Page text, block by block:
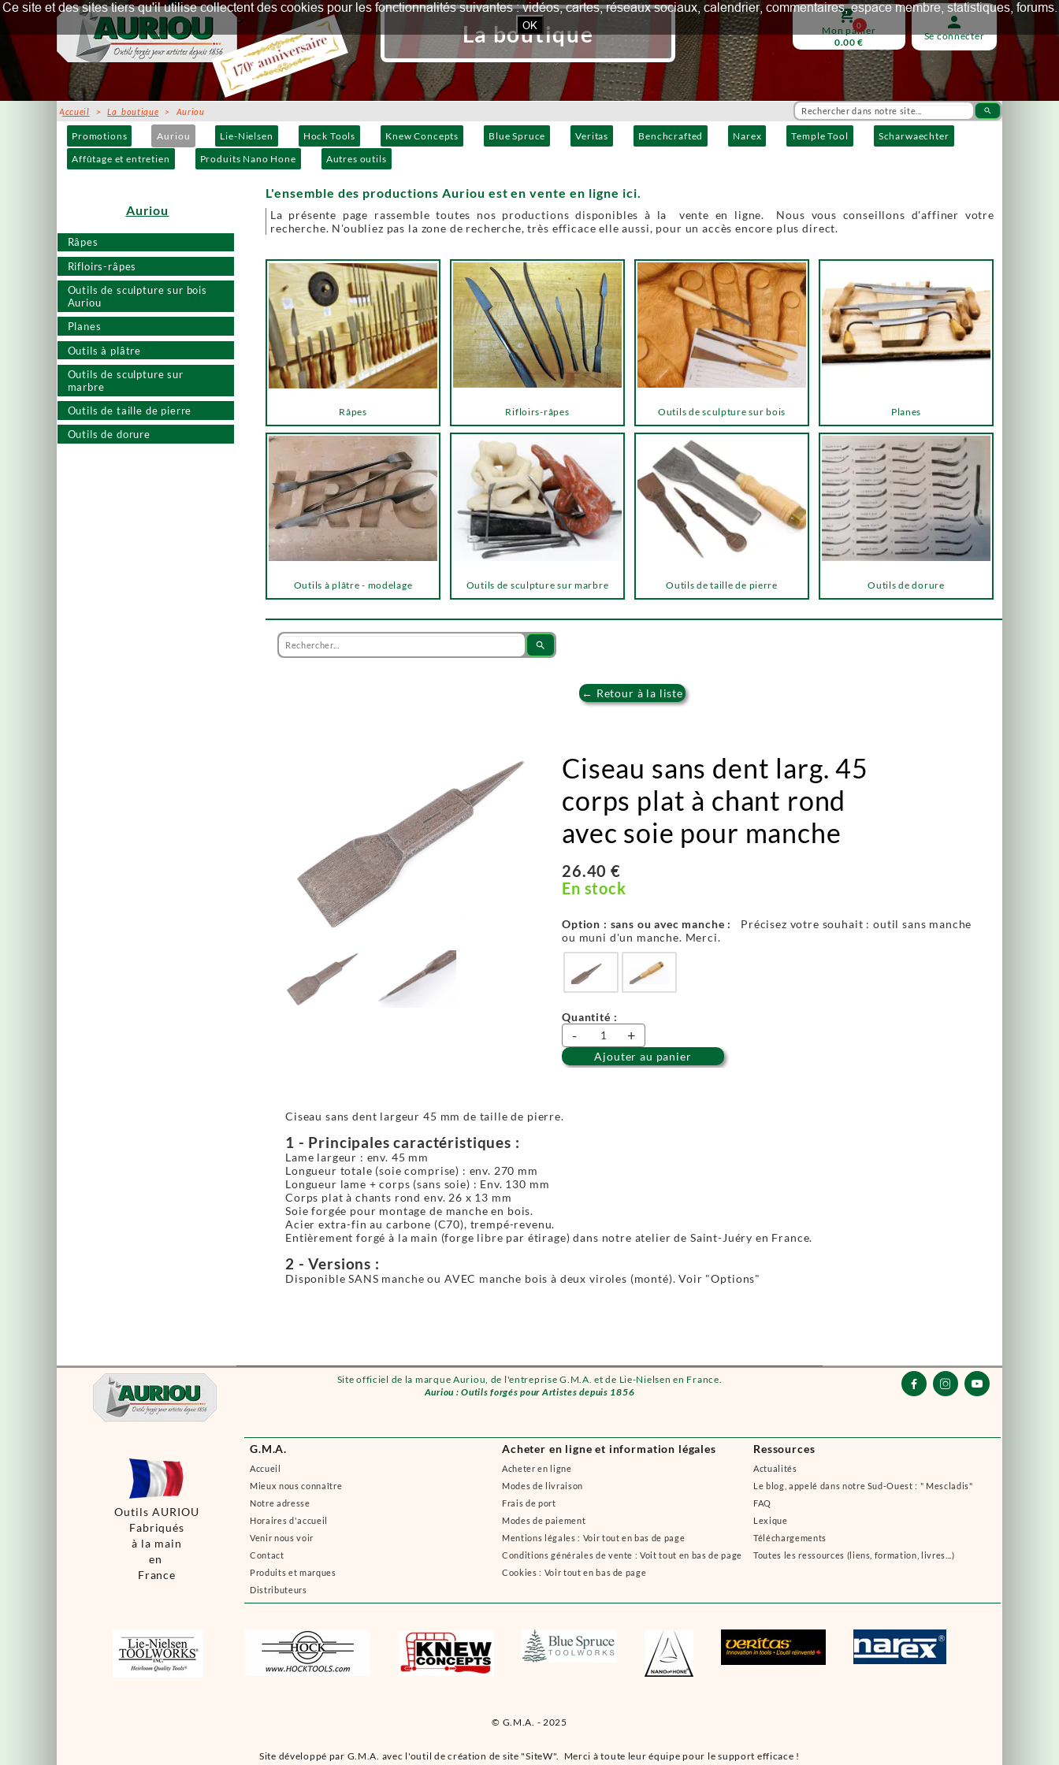
Site officiel de la marque Auriou, de l'entreprise G.M.A. et de Lie-Nielsen en France.
Auriou : Outils forgés pour Artistes depuis 1856
© G.M.A. - 2025
search
Promotions Auriou Lie-Nielsen Hock Tools Knew Concepts Blue Spruce Veritas Benchcrafted Narex Temple Tool
Scharwaechter
Affûtage et entretien
Produits Nano Hone Autres outils
person
Se connecter
shopping_cart
0
Mon panier
0.00 €
Râpes
Rifloirs-râpes
Outils de sculpture sur bois
Auriou
Planes
Outils à plâtre
Outils de sculpture sur
marbre
Outils de taille de pierre
Outils de dorure
G.M.A.
Accueil
Mieux nous connaître
Notre adresse
Horaires d'accueil
Venir nous voir
Contact
Produits et marques
Distributeurs
Acheter en ligne et information légales
Acheter en ligne
Modes de livraison
Frais de port
Modes de paiement
Mentions légales : Voir tout en bas de page
Conditions générales de vente : Voit tout en bas de page
Cookies : Voir tout en bas de page
Ressources
Actualités
Le blog, appelé dans notre Sud-Ouest : " Mescladis"
FAQ
Lexique
Téléchargements
Toutes les ressources (liens, formation, livres...)
Site développé par G.M.A. avec l'outil de création de site "SiteW". Merci à toute leur équipe pour le support efficace !
  
Outils AURIOU
Fabriqués
à la main
en
France
La boutique
Accueil >La boutique > Auriou
L'ensemble des productions Auriou est en vente en ligne ici.
La présente page rassemble toutes nos productions disponibles à la vente en ligne. Nous vous conseillons d'affiner votre
recherche. N'oubliez pas la zone de recherche, très efficace elle aussi, pour un accès encore plus direct.
Auriou
Râpes Rifloirs-râpes Outils de sculpture sur bois Planes
Outils à plâtre - modelage Outils de sculpture sur marbre Outils de taille de pierre Outils de dorure
search
← Retour à la liste
Ciseau sans dent larg. 45
corps plat à chant rond
avec soie pour manche
26.40 €
En stock
Option : sans ou avec manche :
Précisez votre souhait : outil sans manche
ou muni d'un manche. Merci.
Quantité :
- +
Ajouter au panier
Ciseau sans dent largeur 45 mm de taille de pierre.
1 - Principales caractéristiques :
Lame largeur : env. 45 mm
Longueur totale (soie comprise) : env. 270 mm
Longueur lame + corps (sans soie) : Env. 130 mm
Corps plat à chants rond env. 26 x 13 mm
Soie forgée pour montage de manche en bois.
Acier extra-fin au carbone (C70), trempé-revenu.
Entièrement forgé à la main (forge libre par étirage) dans notre atelier de Saint-Juéry en France.
2 - Versions :
Disponible SANS manche ou AVEC manche bois à deux viroles (monté). Voir "Options"
Ce site et des sites tiers qu'il utilise collectent des cookies pour les fonctionnalités suivantes : vidéos, cartes, réseaux sociaux, calendrier, commentaires, espace membre, statistiques, forums.
OK